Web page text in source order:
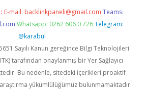
E-mail: backlinkpaneli@gmail.com Teams:
Whatsapp: 0262 606 0 726 Telegram:
@karabul
Sayılı Kanun gereğince Bilgi Teknolojileri
tarafından onaylanmış bir Yer Sağlayıcı
Bu nedenle, sitedeki içerikleri proaktif
yükümlülüğümüz bulunmamaktadır.